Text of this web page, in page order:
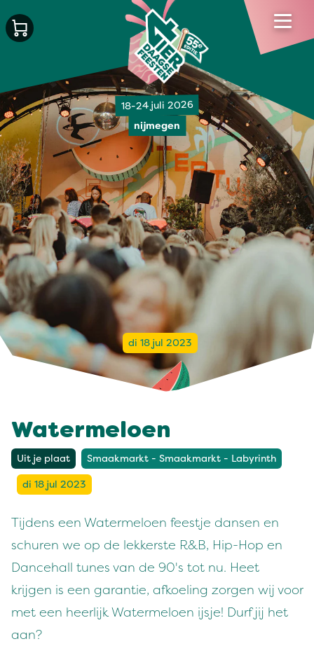
18-24 juli 2026
nijmegen
di 18 jul 2023
Watermeloen
Uit je plaat Smaakmarkt - Smaakmarkt - Labyrinth
di 18 jul 2023
Tijdens een Watermeloen feestje dansen en
schuren we op de lekkerste R&B, Hip-Hop en
Dancehall tunes van de 90's tot nu. Heet
krijgen is een garantie, afkoeling zorgen wij voor
met een heerlijk Watermeloen ijsje! Durf jij het
aan?